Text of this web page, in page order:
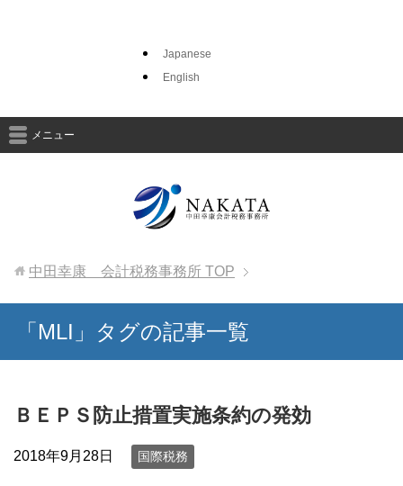
Japanese
English
メニュー
中田幸康 会計税務事務所 TOP
「MLI」タグの記事一覧
ＢＥＰＳ防止措置実施条約の発効
2018年9月28日 国際税務